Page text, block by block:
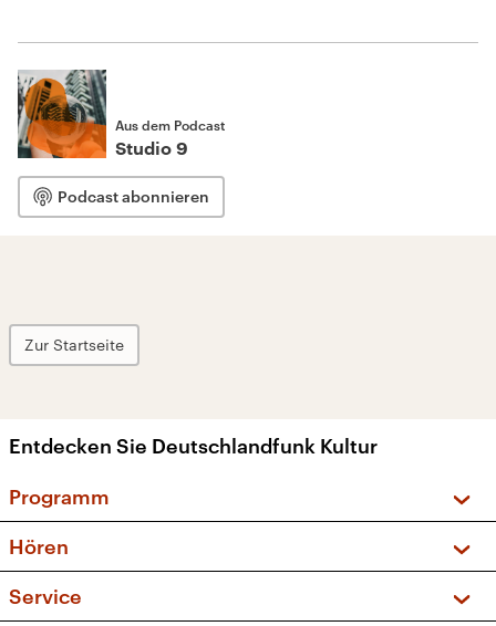
Aus dem Podcast
Studio 9
Podcast abonnieren
Zur Startseite
Entdecken Sie Deutschlandfunk Kultur
Programm
Sendungen und Podcasts
Musikliste
Hören
Service